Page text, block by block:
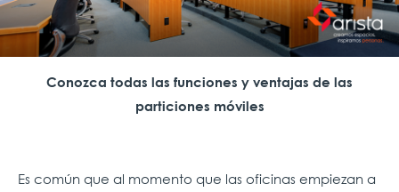
Conozca todas las funciones y ventajas de las
particiones móviles
Es común que al momento que las oficinas empiezan a